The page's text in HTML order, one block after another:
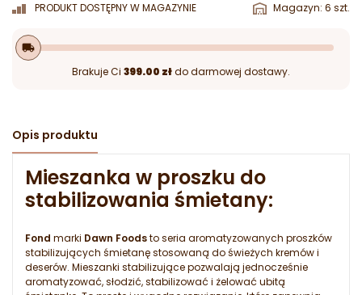
PRODUKT DOSTĘPNY W MAGAZYNIE Magazyn: 6 szt.
local_shipping
Brakuje Ci 399.00 złdo darmowej dostawy.
Opis produktu
Mieszanka w proszku do
stabilizowania śmietany:
Fond marki Dawn Foodsto seria aromatyzowanych proszków
stabilizujących śmietanę stosowaną do świeżych kremów i
deserów. Mieszanki stabilizujące pozwalają jednocześnie
aromatyzować, słodzić, stabilizować i żelować ubitą